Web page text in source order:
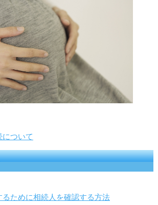
ついて
ために相続人を確認する方法